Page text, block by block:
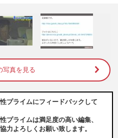
写真を見る
プライムにフィードバックして
プライムは満足度の高い編集、
力よろしくお願い致します。